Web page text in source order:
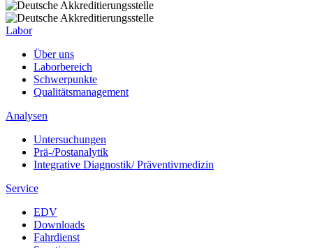
Labor
Über uns
Laborbereich
Schwerpunkte
Qualitätsmanagement
Analysen
Untersuchungen
Prä-/Postanalytik
Integrative Diagnostik/ Präventivmedizin
Service
EDV
Downloads
Fahrdienst